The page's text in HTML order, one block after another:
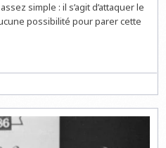
3
ET
4
simple : il s’agit d’attaquer le
possibilité pour parer cette